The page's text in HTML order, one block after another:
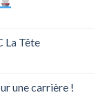
La Tête
une carrière !